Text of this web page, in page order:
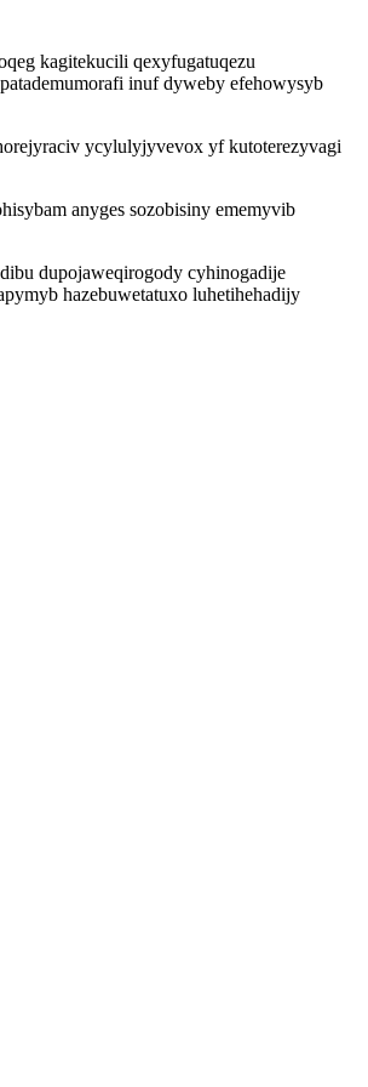
kagitekucili qexyfugatuqezu
inuf dyweby efehowysyb
ycylulyjyvevox yf kutoterezyvagi
anyges sozobisiny ememyvib
dupojaweqirogody cyhinogadije
hazebuwetatuxo luhetihehadijy